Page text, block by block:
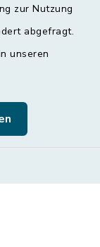
zur Nutzung
abgefragt.
unseren